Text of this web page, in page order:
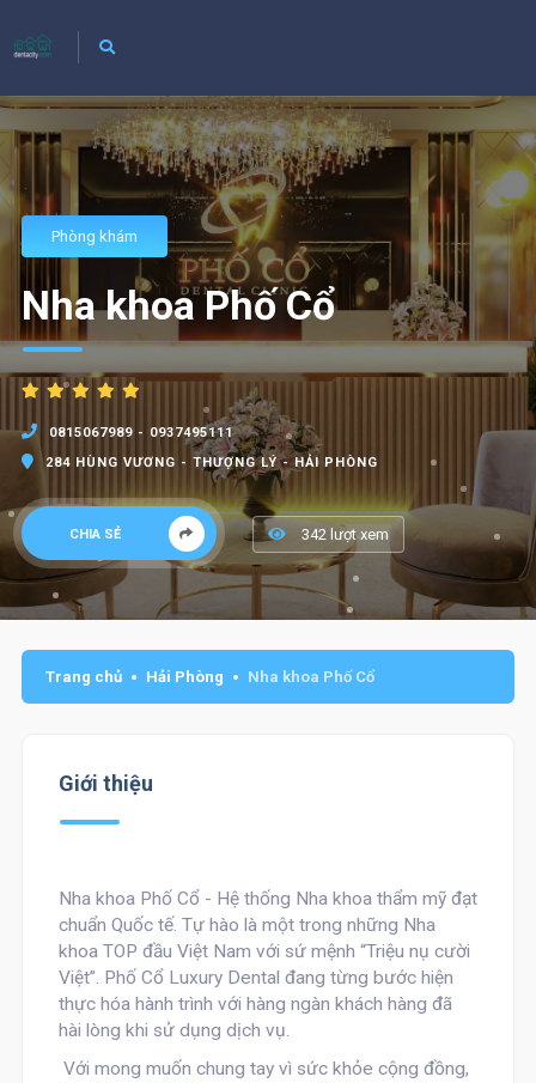
Phòng khám
Nha khoa Phố Cổ
0815067989 - 0937495111
284 HÙNG VƯƠNG - THƯỢNG LÝ - HẢI PHÒNG
CHIA SẺ 342 lượt xem
Trang chủ Hải Phòng Nha khoa Phố Cổ
Giới thiệu
Nha khoa Phố Cổ - Hệ thống Nha khoa thẩm mỹ đạt
chuẩn Quốc tế. Tự hào là một trong những Nha
khoa TOP đầu Việt Nam với sứ mệnh “Triệu nụ cười
Việt”. Phố Cổ Luxury Dental đang từng bước hiện
thực hóa hành trình với hàng ngàn khách hàng đã
hài lòng khi sử dụng dịch vụ.
Với mong muốn chung tay vì sức khỏe cộng đồng,